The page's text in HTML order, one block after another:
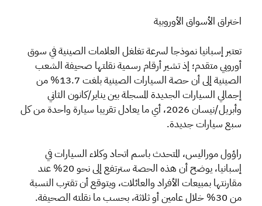
اختراق الأسواق الأوروبية
تعتبر إسبانيا نموذجا لسرعة تغلغل العلامات الصينية في سوق
أوروبي متقدم؛ إذ تشير أرقام رسمية نقلتها صحيفة الشعب
الصينية إلى أن حصة السيارات الصينية بلغت 13.7% من
إجمالي السيارات الجديدة المسجلة بين يناير/كانون الثاني
وأبريل/نيسان 2026، أي ما يعادل تقريبا سيارة واحدة من كل
سبع سيارات جديدة.
راؤول موراليس، المتحدث باسم اتحاد وكلاء السيارات في
إسبانيا، يوضح أن هذه الحصة سترتفع إلى نحو 20% عند
مقارنتها بمبيعات الأفراد والعائلات، ويتوقع أن تقترب النسبة
من 30% خلال عامين أو ثلاثة، بحسب ما نقلته الصحيفة.